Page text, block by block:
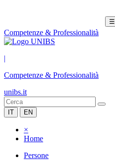
☰
Competenze & Professionalità
|
Competenze & Professionalità
unibs.it
IT EN
×
Home
Persone